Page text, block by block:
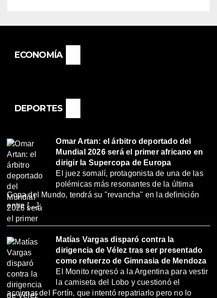
ECONOMÍA
DEPORTES
Omar Artan: el árbitro deportado del
Mundial 2026 será el primer africano en
dirigir la Supercopa de Europa
El juez somalí, protagonista de una de las
polémicas más resonantes de la última
Copa del Mundo, tendrá su "revancha" en la definición
entre […]
Matías Vargas disparó contra la
dirigencia de Vélez tras ser presentado
como refuerzo de Gimnasia de Mendoza
El Monito regresó a la Argentina para vestir
la camiseta del Lobo y cuestionó el
accionar del Fortín, que intentó repatriarlo pero no lo